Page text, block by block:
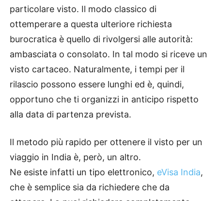
particolare visto. Il modo classico di
ottemperare a questa ulteriore richiesta
burocratica è quello di rivolgersi alle autorità:
ambasciata o consolato. In tal modo si riceve un
visto cartaceo. Naturalmente, i tempi per il
rilascio possono essere lunghi ed è, quindi,
opportuno che ti organizzi in anticipo rispetto
alla data di partenza prevista.
Il metodo più rapido per ottenere il visto per un
viaggio in India è, però, un altro.
Ne esiste infatti un tipo elettronico, eVisa India,
che è semplice sia da richiedere che da